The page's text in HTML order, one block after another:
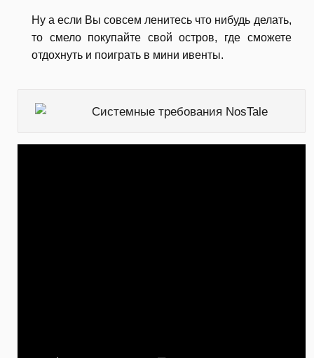
Ну а если Вы совсем ленитесь что нибудь делать,
то смело покупайте свой остров, где сможете
отдохнуть и поиграть в мини ивенты.
Системные требования NosTale